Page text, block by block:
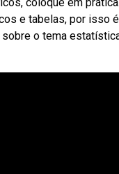
e tabelas, por isso
o tema